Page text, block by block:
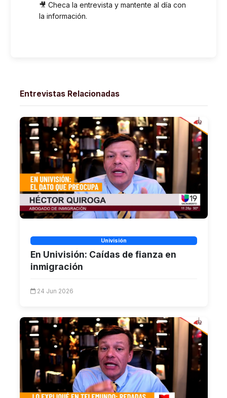
🎥 Checa la entrevista y mantente al día con
la información.
Entrevistas Relacionadas
Univisión
En Univisión: Caídas de fianza en
inmigración
24 Jun 2026